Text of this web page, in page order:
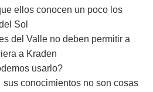
ellos conocen un poco los
Sol
del Valle no deben permitir a
a Kraden
usarlo?
conocimientos no son cosas